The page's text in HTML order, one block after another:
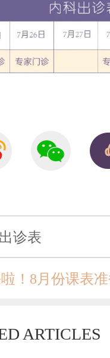
诊表
！8月份课表
ARTICLES